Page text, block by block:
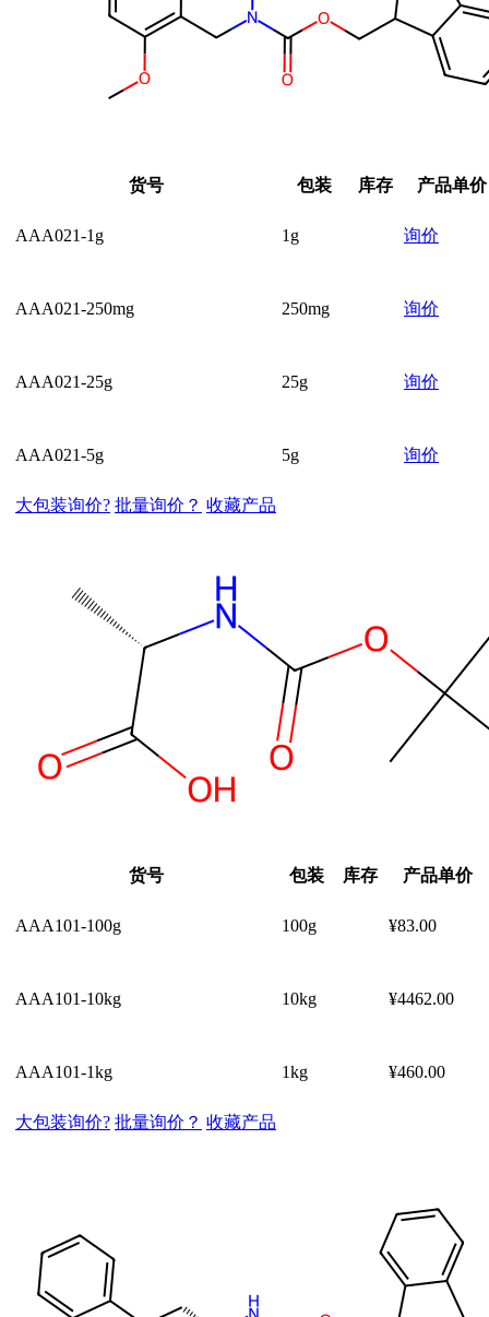
货号 包装 库存 产品单价
AAA021-1g 1g 询价
AAA021-250mg 250mg 询价
AAA021-25g 25g 询价
AAA021-5g 5g 询价
大包装询价? 批量询价？ 收藏产品
货号 包装 库存 产品单价
AAA101-100g 100g ¥83.00
AAA101-10kg 10kg ¥4462.00
AAA101-1kg 1kg ¥460.00
大包装询价? 批量询价？ 收藏产品